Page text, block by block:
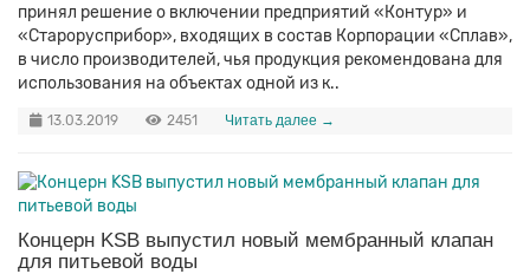
принял решение о включении предприятий «Контур» и
«Старорусприбор», входящих в состав Корпорации «Сплав»,
в число производителей, чья продукция рекомендована для
использования на объектах одной из к..
13.03.2019 2451 Читать далее →
Концерн KSB выпустил новый мембранный клапан
для питьевой воды